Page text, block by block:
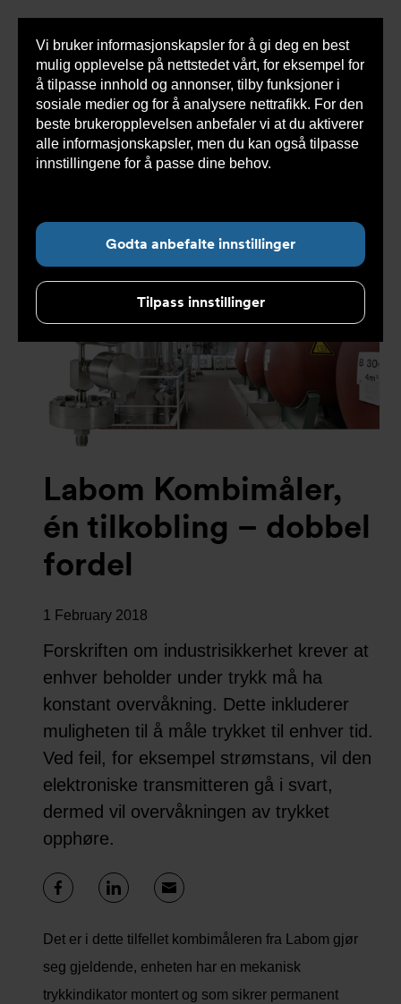
Vi bruker informasjonskapsler for å gi deg en best
mulig opplevelse på nettstedet vårt, for eksempel for
å tilpasse innhold og annonser, tilby funksjoner i
sosiale medier og for å analysere nettrafikk. For den
beste brukeropplevelsen anbefaler vi at du aktiverer
alle informasjonskapsler, men du kan også tilpasse
innstillingene for å passe dine behov.
Godta anbefalte innstillinger
Tilpass innstillinger
Du
her:
Armatec > Nyheter > Nyhetsarkiv >
Labom
Kombimåler, én tilkobling – dobbel fordel
Labom Kombimåler,
én tilkobling – dobbel
fordel
1 February 2018
Forskriften om industrisikkerhet krever at
enhver beholder under trykk må ha
konstant overvåkning. Dette inkluderer
muligheten til å måle trykket til enhver tid.
Ved feil, for eksempel strømstans, vil den
elektroniske transmitteren gå i svart,
dermed vil overvåkningen av trykket
opphøre.
Det er i dette tilfellet kombimåleren fra Labom gjør
seg gjeldende, enheten har en mekanisk
trykkindikator montert og som sikrer permanent